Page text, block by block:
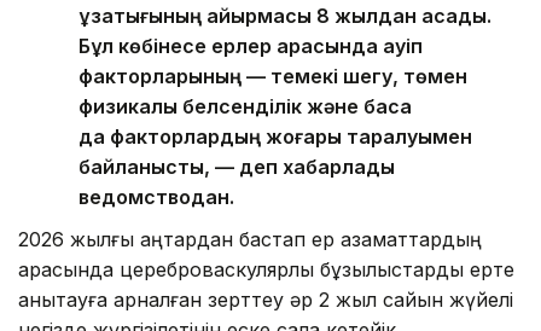
ұзақтығының айырмасы 8 жылдан асады.
Бұл көбінесе ерлер арасында қауіп
факторларының — темекі шегу, төмен
физикалық белсенділік және басқа
да факторлардың жоғары таралуымен
байланысты, — деп хабарлады
ведомстводан.
2026 жылғы қаңтардан бастап ер азаматтардың
арасында цереброваскулярлық бұзылыстарды ерте
анықтауға арналған зерттеу әр 2 жыл сайын жүйелі